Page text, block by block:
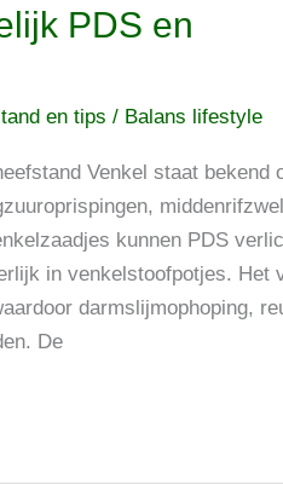
PDS en
en tips / Balans lifestyle
Venkel staat bekend
kunnen PDS
in venkelstoofpotjes. Het
darmslijmophoping,
De